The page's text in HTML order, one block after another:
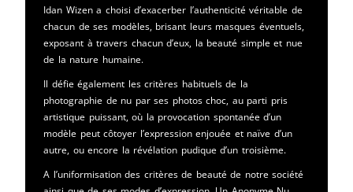
Idan Wizen a choisi d’exacerber l’authenticité véritable de
chacun de ses modèles, brisant leurs masques éventuels,
exposant à travers chacun d’eux, la beauté simple et nue
de la nature humaine.
Il défie également les critères habituels de la
photographie de nu par ses photos choc, au parti pris
artistique puissant, où la provocation spontanée d’un
modèle peut côtoyer l’expression enjouée et naïve d’un
autre, ou encore la révélation pudique d’un troisième.
A l’uniformisation des critères de beauté de notre société